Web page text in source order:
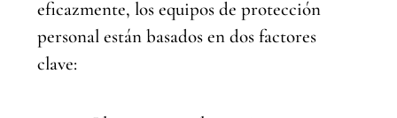
eficazmente, los equipos de protección
personal están basados en dos factores
clave: